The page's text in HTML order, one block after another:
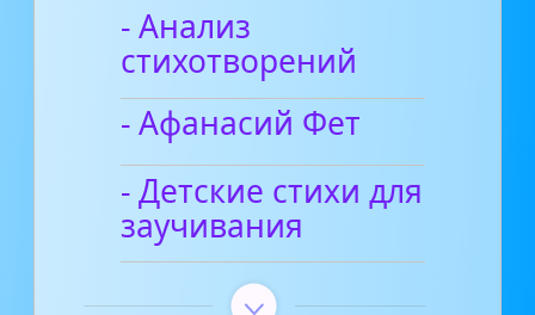
- Анализ
стихотворений
- Афанасий Фет
- Детские стихи для
заучивания